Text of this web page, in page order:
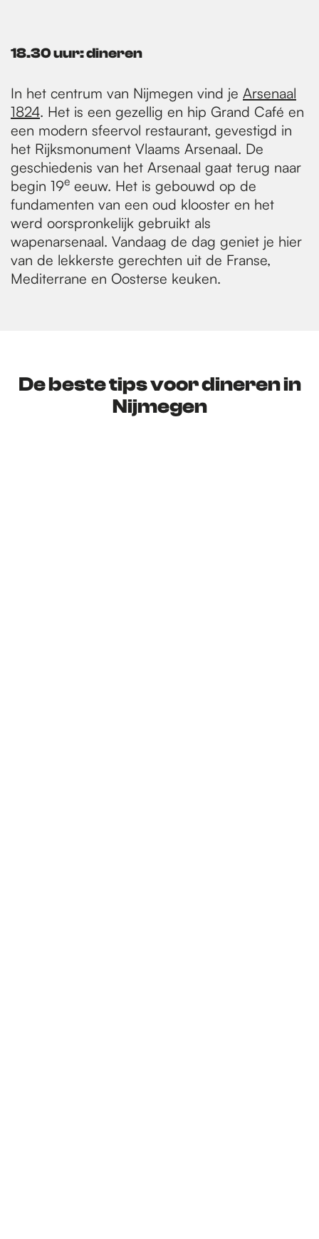
18.30 uur: dineren
In het centrum van Nijmegen vind je Arsenaal
1824. Het is een gezellig en hip Grand Café en
een modern sfeervol restaurant, gevestigd in
het Rijksmonument Vlaams Arsenaal. De
geschiedenis van het Arsenaal gaat terug naar
begin 19e eeuw. Het is gebouwd op de
fundamenten van een oud klooster en het
werd oorspronkelijk gebruikt als
wapenarsenaal. Vandaag de dag geniet je hier
van de lekkerste gerechten uit de Franse,
Mediterrane en Oosterse keuken.
De beste tips voor dineren in
Nijmegen